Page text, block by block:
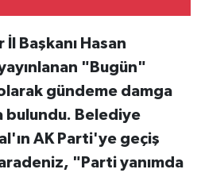
Başkanı Hasan
"Bugün"
gündeme damga
bulundu. Belediye
AK Parti'ye geçiş
"Parti yanımda